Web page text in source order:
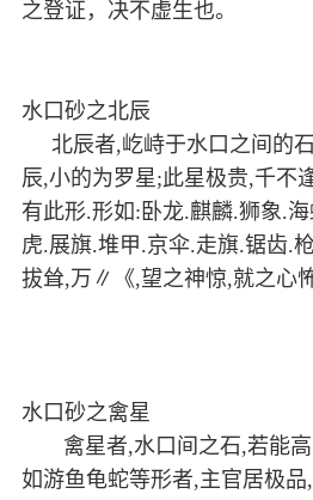
之登证，决不虚生也。
水口砂之北辰
北辰者,屹峙于水口之间的
辰,小的为罗星;此星极贵,千不
有此形.形如:卧龙.麒麟.狮象.
虎.展旗.堆甲.京伞.走旗.锯齿.
拔耸,万∥《,望之神惊,就之心
水口砂之禽星
禽星者,水口间之石,若能高
如游鱼龟蛇等形者,主官居极